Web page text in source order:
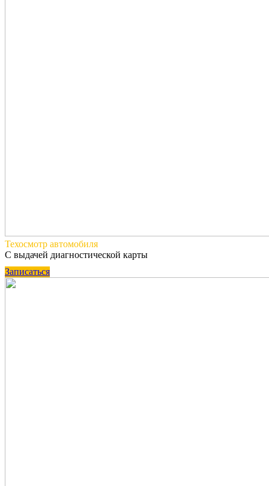
Техосмотр автомобиля
С выдачей диагностической карты
Записаться